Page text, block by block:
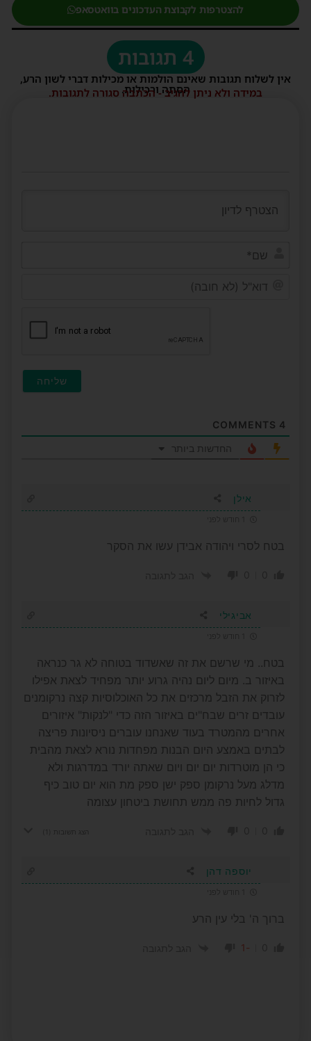
להצטרפות לקבוצת העדכונים בוואטסאפ
4 תגובות
אין לשלוח תגובות שאינם הולמות או מכילות דברי לשון הרע,
הסתה ורכילות.
במידה ולא ניתן להגיב - הכתבה סגורה לתגובות.
החדשות ביותר
אילן
בטח לסרי ויהודה אבידן עשו את הסקר
אביגילי
בטח.. מי שרשם את זה שאשדוד בטוחה לא גר כנראה
באיזור ב. מיום ליום נהיה גרוע יותר מפחיד לצאת אפילו
לזרוק את הזבל מרכזים את כל האוכלוסיות קצה נרקומנים
עובדים זרים שבח"ים באיזור הזה כדי "לנקות" איזורים
אחרים מהמטרד בעוד שאנחנו עוברים ניסיונות פריצה
לבתים באמצע היום הבנות מפחדות נורא לצאת מהבית
כי הן מוטרדות יום יום ויום שאתה יורד במדרגות ולא
מדלג מעל נרקומן ספק ישן ספק מת הוא יום טוב כיף
גדול לחיות פה ממש תחושת ביטחון עצומה
(1)
יוספה דהן
ברוך ה' בלי עין הרע